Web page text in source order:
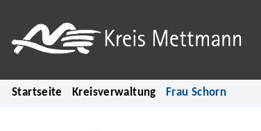
Startseite Kreisverwaltung Frau Schorn